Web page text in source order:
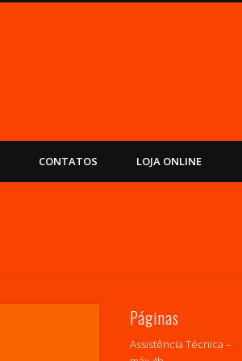
CONTATOS LOJA ONLINE
Páginas
Assistência Técnica –